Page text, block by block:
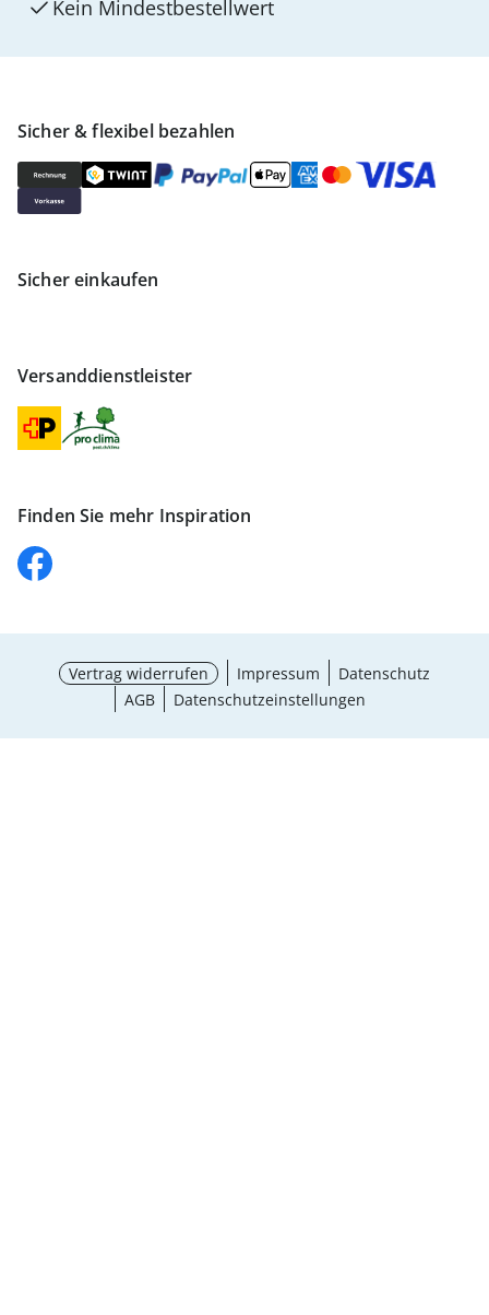
Sicher & flexibel bezahlen
Sicher einkaufen
Versanddienstleister
Finden Sie mehr Inspiration
Kein Mindest­bestellwert
Vertrag widerrufen Impressum
Datenschutz
AGB
Datenschutzeinstellungen